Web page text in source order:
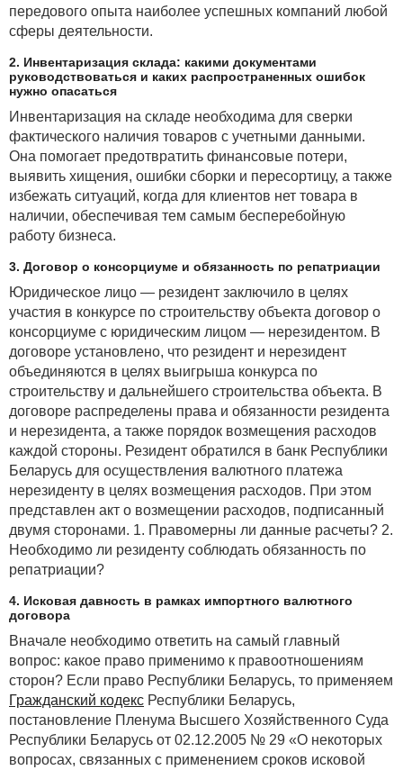
передового опыта наиболее успешных компаний любой
сферы деятельности.
2. Инвентаризация склада: какими документами
руководствоваться и каких распространенных ошибок
нужно опасаться
Инвентаризация на складе необходима для сверки
фактического наличия товаров с учетными данными.
Она помогает предотвратить финансовые потери,
выявить хищения, ошибки сборки и пересортицу, а также
избежать ситуаций, когда для клиентов нет товара в
наличии, обеспечивая тем самым бесперебойную
работу бизнеса.
3. Договор о консорциуме и обязанность по репатриации
Юридическое лицо — резидент заключило в целях
участия в конкурсе по строительству объекта договор о
консорциуме с юридическим лицом — нерезидентом. В
договоре установлено, что резидент и нерезидент
объединяются в целях выигрыша конкурса по
строительству и дальнейшего строительства объекта. В
договоре распределены права и обязанности резидента
и нерезидента, а также порядок возмещения расходов
каждой стороны. Резидент обратился в банк Республики
Беларусь для осуществления валютного платежа
нерезиденту в целях возмещения расходов. При этом
представлен акт о возмещении расходов, подписанный
двумя сторонами. 1. Правомерны ли данные расчеты? 2.
Необходимо ли резиденту соблюдать обязанность по
репатриации?
4. Исковая давность в рамках импортного валютного
договора
Вначале необходимо ответить на самый главный
вопрос: какое право применимо к правоотношениям
сторон? Если право Республики Беларусь, то применяем
Гражданский кодекс Республики Беларусь,
постановление Пленума Высшего Хозяйственного Суда
Республики Беларусь от 02.12.2005 № 29 «О некоторых
вопросах, связанных с применением сроков исковой